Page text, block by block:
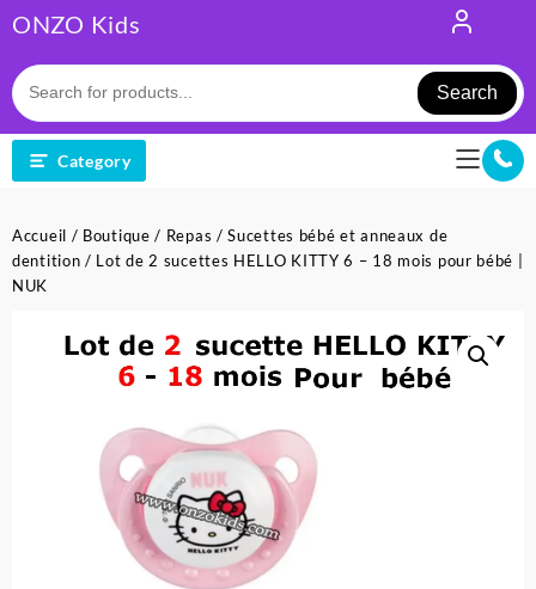
to
content
ONZO Kids
Search
Category
Accueil / Boutique / Repas /Sucettes bébé et anneaux de
dentition / Lot de 2 sucettes HELLO KITTY 6 – 18 mois pour bébé |
NUK